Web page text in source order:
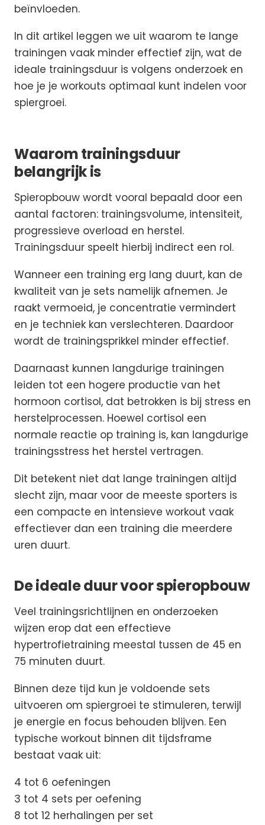
beïnvloeden.
In dit artikel leggen we uit waarom te lange
trainingen vaak minder effectief zijn, wat de
ideale trainingsduur is volgens onderzoek en
hoe je je workouts optimaal kunt indelen voor
spiergroei.
Waarom trainingsduur
belangrijk is
Spieropbouw wordt vooral bepaald door een
aantal factoren: trainingsvolume, intensiteit,
progressieve overload en herstel.
Trainingsduur speelt hierbij indirect een rol.
Wanneer een training erg lang duurt, kan de
kwaliteit van je sets namelijk afnemen. Je
raakt vermoeid, je concentratie vermindert
en je techniek kan verslechteren. Daardoor
wordt de trainingsprikkel minder effectief.
Daarnaast kunnen langdurige trainingen
leiden tot een hogere productie van het
hormoon cortisol, dat betrokken is bij stress en
herstelprocessen. Hoewel cortisol een
normale reactie op training is, kan langdurige
trainingsstress het herstel vertragen.
Dit betekent niet dat lange trainingen altijd
slecht zijn, maar voor de meeste sporters is
een compacte en intensieve workout vaak
effectiever dan een training die meerdere
uren duurt.
De ideale duur voor spieropbouw
Veel trainingsrichtlijnen en onderzoeken
wijzen erop dat een effectieve
hypertrofietraining meestal tussen de 45 en
75 minuten duurt.
Binnen deze tijd kun je voldoende sets
uitvoeren om spiergroei te stimuleren, terwijl
je energie en focus behouden blijven. Een
typische workout binnen dit tijdsframe
bestaat vaak uit:
4 tot 6 oefeningen
3 tot 4 sets per oefening
8 tot 12 herhalingen per set